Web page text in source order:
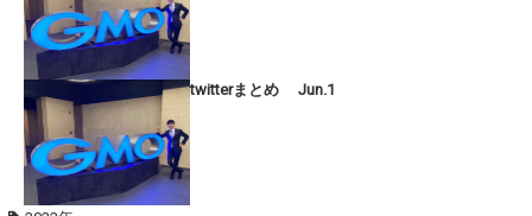
twitterまとめ Jun.1